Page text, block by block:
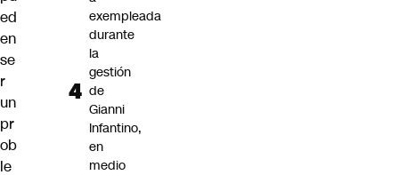
ed
en
se
r
un
pr
ob
le
exempleada
durante
la
gestión
de
Gianni
Infantino,
en
medio